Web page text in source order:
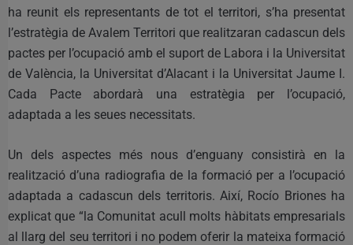
ha reunit els representants de tot el territori, s’ha presentat
l’estratègia de Avalem Territori que realitzaran cadascun dels
pactes per l’ocupació amb el suport de Labora i la Universitat
de València, la Universitat d’Alacant i la Universitat Jaume I.
Cada Pacte abordarà una estratègia per l’ocupació,
adaptada a les seues necessitats.
Un dels aspectes més nous d’enguany consistirà en la
realització d’una radiografia de la formació per a l’ocupació
adaptada a cadascun dels territoris. Així, Rocío Briones ha
explicat que “la Comunitat acull molts hàbitats empresarials
al llarg del seu territori i no podem oferir la mateixa formació